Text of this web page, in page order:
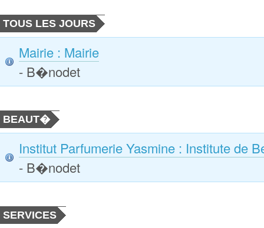
TOUS LES JOURS
Mairie : Mairie
- B�nodet
BEAUT�
Institut Parfumerie Yasmine : Institute de
- B�nodet
SERVICES